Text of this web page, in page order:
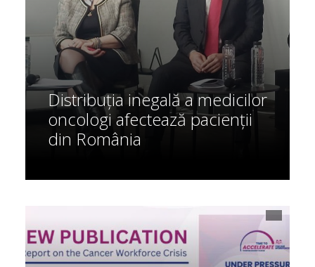
Distribuția inegală a medicilor
oncologi afectează pacienții
din România